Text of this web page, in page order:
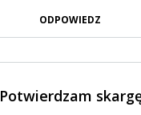
ODPOWIEDZ
Potwierdzam